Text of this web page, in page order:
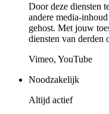
Door deze diensten
andere media-
gehost. Met jouw
diensten van derden
Vimeo, YouTube
Noodzakelijk
Altijd actief